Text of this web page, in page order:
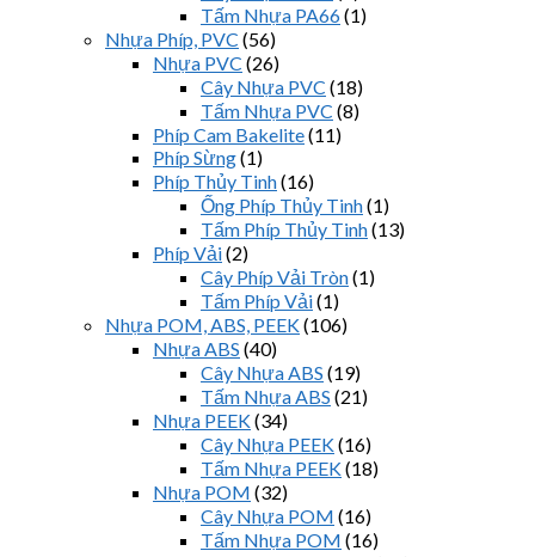
Tấm Nhựa PA66(1)
Nhựa Phíp, PVC (56)
Nhựa PVC (26)
Cây Nhựa PVC (18)
Tấm Nhựa PVC (8)
Phíp Cam Bakelite(11)
Phíp Sừng(1)
Phíp Thủy Tinh(16)
Ống Phíp Thủy Tinh(1)
Tấm Phíp Thủy Tinh(13)
Phíp Vải(2)
Cây Phíp Vải Tròn(1)
Tấm Phíp Vải(1)
Nhựa POM, ABS, PEEK(106)
Nhựa ABS (40)
Cây Nhựa ABS (19)
Tấm Nhựa ABS (21)
Nhựa PEEK(34)
Cây Nhựa PEEK(16)
Tấm Nhựa PEEK(18)
Nhựa POM (32)
Cây Nhựa POM (16)
Tấm Nhựa POM (16)